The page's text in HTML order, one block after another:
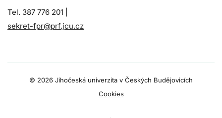
Tel. 387 776 201 |
sekret-fpr@prf.jcu.cz
© 2026 Jihočeská univerzita v Českých Budějovicích
Cookies